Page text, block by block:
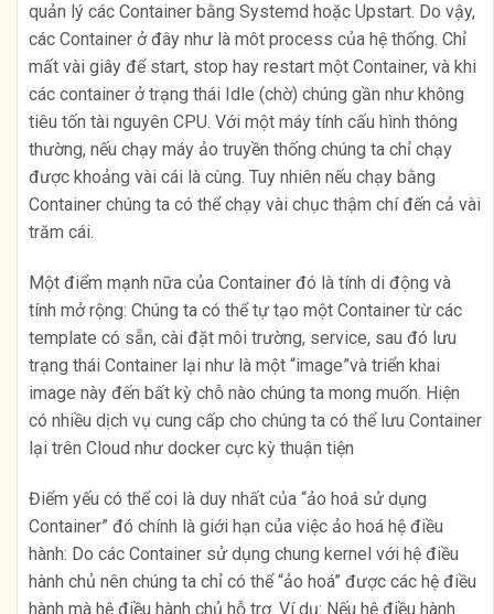
quản lý các Container bằng Systemd hoặc Upstart. Do vậy,
các Container ở đây như là môt process của hệ thống. Chỉ
mất vài giây để start, stop hay restart một Container, và khi
các container ở trạng thái Idle (chờ) chúng gần như không
tiêu tốn tài nguyên CPU. Với một máy tính cấu hình thông
thường, nếu chạy máy ảo truyền thống chúng ta chỉ chạy
được khoảng vài cái là cùng. Tuy nhiên nếu chạy bằng
Container chúng ta có thể chạy vài chục thậm chí đến cả vài
trăm cái.
Một điểm mạnh nữa của Container đó là tính di động và
tính mở rộng: Chúng ta có thể tự tạo một Container từ các
template có sẵn, cài đặt môi trường, service, sau đó lưu
trạng thái Container lại như là một “image”và triển khai
image này đến bất kỳ chỗ nào chúng ta mong muốn. Hiện
có nhiều dịch vụ cung cấp cho chúng ta có thể lưu Container
lại trên Cloud như docker cực kỳ thuận tiện
Điểm yếu có thể coi là duy nhất của “ảo hoá sử dụng
Container” đó chính là giới hạn của việc ảo hoá hệ điều
hành: Do các Container sử dụng chung kernel với hệ điều
hành chủ nên chúng ta chỉ có thể “ảo hoá” được các hệ điều
hành mà hệ điều hành chủ hỗ trợ. Ví dụ: Nếu hệ điều hành